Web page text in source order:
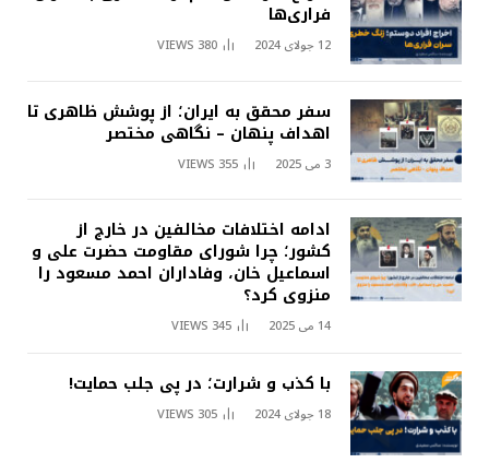
فراری‌ها
12 جولای 2024 380
VIEWS
سفر محقق به ایران؛ از پوشش ظاهری تا
اهداف پنهان – نگاهی مختصر
3 می 2025 355
VIEWS
ادامه اختلافات مخالفین در خارج از
کشور؛ چرا شورای مقاومت حضرت علی و
اسماعیل خان، وفاداران احمد مسعود را
منزوی کرد؟
14 می 2025 345
VIEWS
با کذب و شرارت؛ در پی جلب حمایت!
18 جولای 2024 305
VIEWS